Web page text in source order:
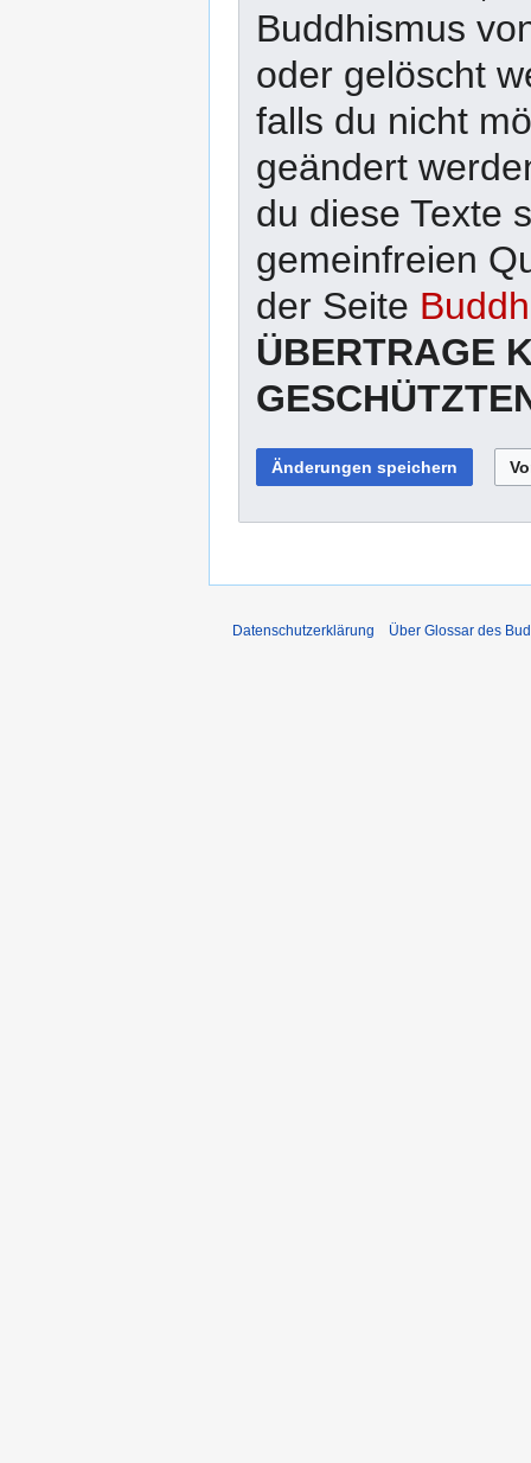
Buddhismus
oder gelöscht
falls du nicht
geändert
du diese Texte
gemeinfreien
der Seite
ÜBERTRAGE
Datenschutzerklärung Über Glossar des